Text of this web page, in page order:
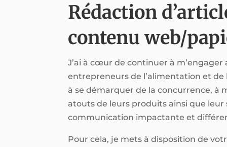
Rédaction
contenu web/
J’ai à cœur de continuer à m’engager
entrepreneurs de l’alimentation et de
à se démarquer de la concurrence, à
atouts de leurs produits ainsi que leur
communication impactante et
Pour cela, je mets à disposition de